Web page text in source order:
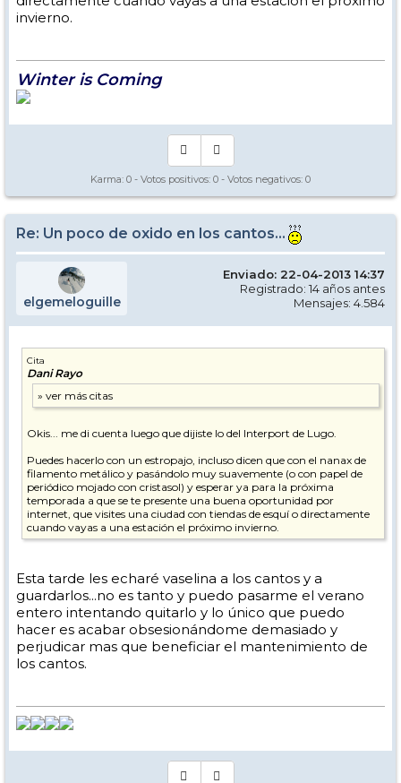
invierno.
Winter is Coming
Karma: 0 - Votos positivos: 0 - Votos negativos: 0
Re: Un poco de oxido en los cantos...
elgemeloguille
Enviado: 22-04-2013 14:37
Registrado: 14 años antes
Mensajes: 4.584
Cita
Dani Rayo
Okis... me di cuenta luego que dijiste lo del Interport de Lugo.
Puedes hacerlo con un estropajo, incluso dicen que con el nanax de
filamento metálico y pasándolo muy suavemente (o con papel de
periódico mojado con cristasol) y esperar ya para la próxima
temporada a que se te presente una buena oportunidad por
internet, que visites una ciudad con tiendas de esquí o directamente
cuando vayas a una estación el próximo invierno.
Esta tarde les echaré vaselina a los cantos y a
guardarlos...no es tanto y puedo pasarme el verano
entero intentando quitarlo y lo único que puedo
hacer es acabar obsesionándome demasiado y
perjudicar mas que beneficiar el mantenimiento de
los cantos.